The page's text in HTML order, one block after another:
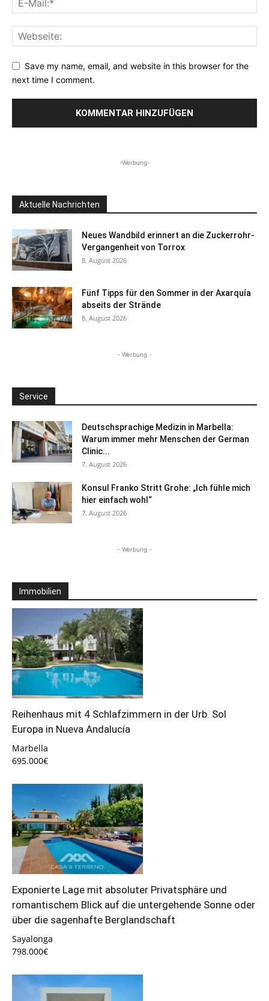
Save my name, email, and website in this browser for the
next time I comment.
-Werbung-
Aktuelle Nachrichten
Neues Wandbild erinnert an die Zuckerrohr-
Vergangenheit von Torrox
8. August 2026
Fünf Tipps für den Sommer in der Axarquía
abseits der Strände
8. August 2026
- Werbung -
Service
Deutschsprachige Medizin in Marbella:
Warum immer mehr Menschen der German
Clinic...
7. August 2026
Konsul Franko Stritt Grohe: „Ich fühle mich
hier einfach wohl“
7. August 2026
- Werbung -
Immobilien
Reihenhaus mit 4 Schlafzimmern in der Urb. Sol
Europa in Nueva Andalucía
Marbella
695.000€
Exponierte Lage mit absoluter Privatsphäre und
romantischem Blick auf die untergehende Sonne oder
über die sagenhafte Berglandschaft
Sayalonga
798.000€